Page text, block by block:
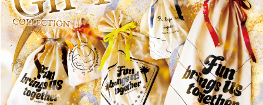
スノーTOP
スケートTOP